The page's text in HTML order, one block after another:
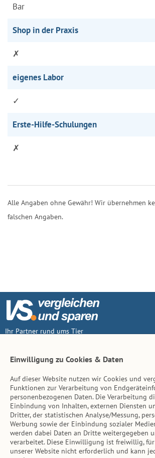
Bar
Shop in der Praxis
✗
eigenes Labor
✓
Erste-Hilfe-Schulungen
✗
Alle Angaben ohne Gewähr! Wir übernehmen
falschen Angaben.
Ihr Partner rund ums Tier
Inhalt
Tierarzt-Suche
Hinweise
AGB
Einwilligung zu Cookies & Daten
Auf dieser Website nutzen wir Cookies und
Funktionen zur Verarbeitung von
personenbezogenen Daten. Die Verarbeitung
Einbindung von Inhalten, externen Diensten
Dritter, der statistischen Analyse/Messung,
Werbung sowie der Einbindung sozialer
werden dabei Daten an Dritte weitergegeben
verarbeitet. Diese Einwilligung ist freiwillig,
unserer Website nicht erforderlich und kann